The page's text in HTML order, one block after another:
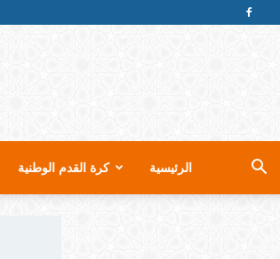
كرة القدم الوطنية الرئيسية